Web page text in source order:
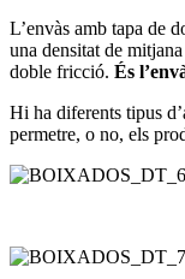
L’envàs amb tapa de
una densitat de
doble fricció. És
Hi ha diferents tipus
permetre, o no, els